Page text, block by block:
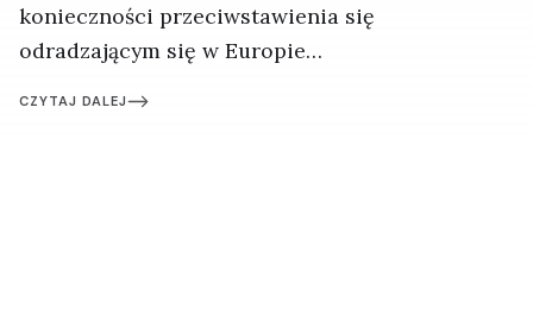
konieczności przeciwstawienia się
odradzającym się w Europie
CZYTAJ DALEJ